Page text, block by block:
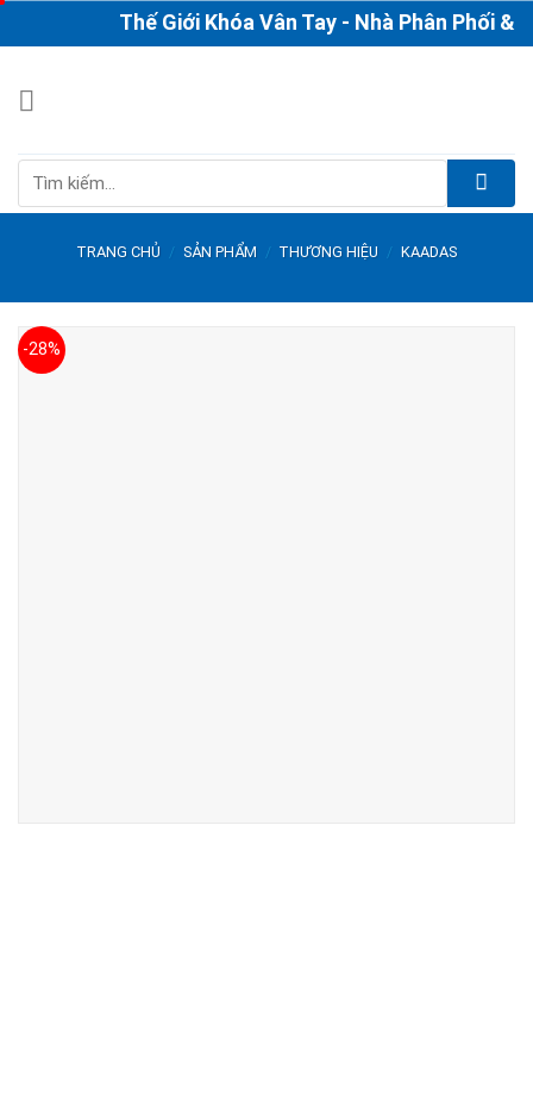
to
Thế Giới Khóa Vân Tay - Nhà Phân Phối & Thi
Tìm
TRANG CHỦ / SẢN PHẨM / THƯƠNG HIỆU / KAADAS
-28%